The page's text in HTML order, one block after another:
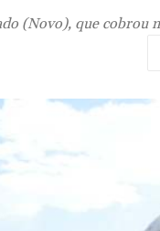
(Novo), que cobrou